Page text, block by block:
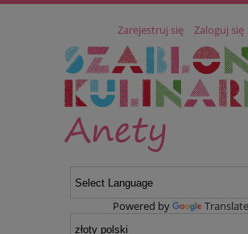
Zarejestruj się Zaloguj się
Powered by Translate